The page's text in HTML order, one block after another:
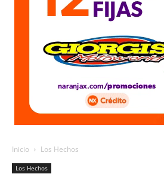
Inicio Los Hechos
Los Hechos